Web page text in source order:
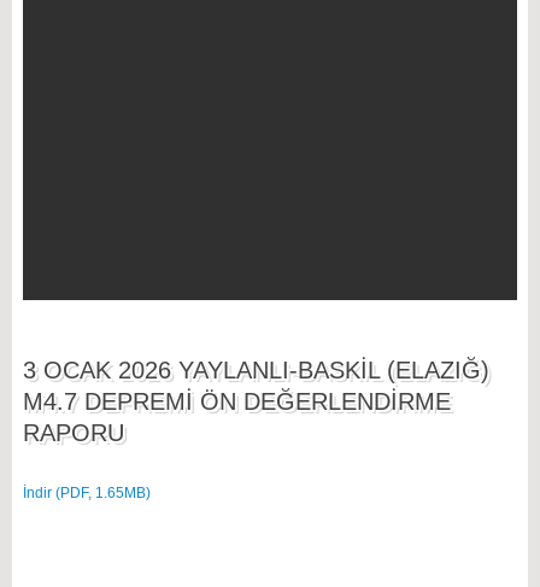
3 OCAK 2026 YAYLANLI-BASKİL (ELAZIĞ)
M4.7 DEPREMİ ÖN DEĞERLENDİRME
RAPORU
İndir (PDF, 1.65MB)